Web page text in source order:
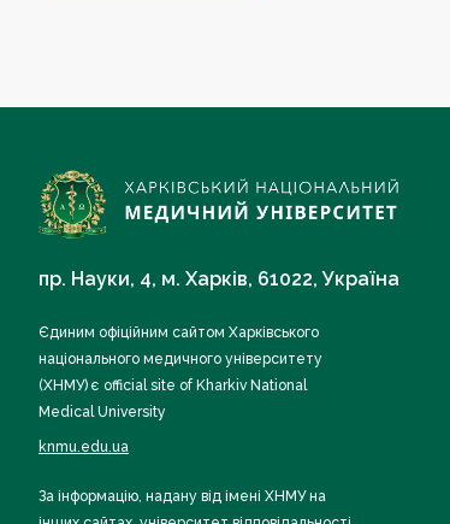
пр. Науки, 4, м. Харків, 61022, Україна
Єдиним офіційним сайтом Харківського
національного медичного університету
(ХНМУ) є official site of Kharkiv National
Medical University
knmu.edu.ua
За інформацію, надану від імені ХНМУ на